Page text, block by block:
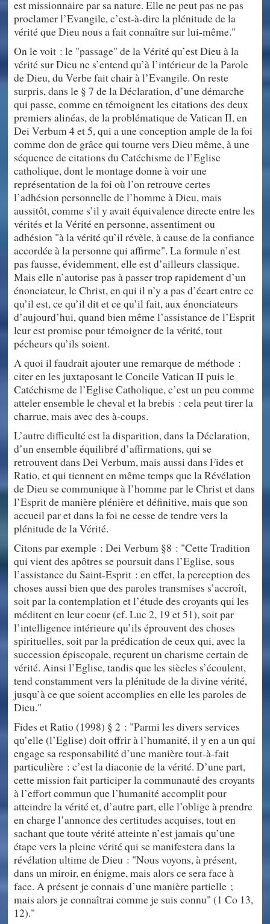
est missionnaire par sa nature. Elle ne peut pas ne pas
proclamer l’Evangile, c’est-à-dire la plénitude de la
vérité que Dieu nous a fait connaître sur lui-même."
On le voit : le "passage" de la Vérité qu’est Dieu à la
vérité sur Dieu ne s’entend qu’à l’intérieur de la Parole
de Dieu, du Verbe fait chair à l’Evangile. On reste
surpris, dans le § 7 de la Déclaration, d’une démarche
qui passe, comme en témoignent les citations des deux
premiers alinéas, de la problématique de Vatican II, en
Dei Verbum 4 et 5, qui a une conception ample de la foi
comme don de grâce qui tourne vers Dieu même, à une
séquence de citations du Catéchisme de l’Eglise
catholique, dont le montage donne à voir une
représentation de la foi où l’on retrouve certes
l’adhésion personnelle de l’homme à Dieu, mais
aussitôt, comme s’il y avait équivalence directe entre les
vérités et la Vérité en personne, assentiment ou
adhésion "à la vérité qu’il révèle, à cause de la confiance
accordée à la personne qui affirme". La formule n’est
pas fausse, évidemment, elle est d’ailleurs classique.
Mais elle n’autorise pas à passer trop rapidement d’un
énonciateur, le Christ, en qui il n’y a pas d’écart entre ce
qu’il est, ce qu’il dit et ce qu’il fait, aux énonciateurs
d’aujourd’hui, quand bien même l’assistance de l’Esprit
leur est promise pour témoigner de la vérité, tout
pécheurs qu’ils soient.
A quoi il faudrait ajouter une remarque de méthode :
citer en les juxtaposant le Concile Vatican II puis le
Catéchisme de l’Eglise Catholique, c’est un peu comme
atteler ensemble le cheval et la brebis : cela peut tirer la
charrue, mais avec des à-coups.
L’autre difficulté est la disparition, dans la Déclaration,
d’un ensemble équilibré d’affirmations, qui se
retrouvent dans Dei Verbum, mais aussi dans Fides et
Ratio, et qui tiennent en même temps que la Révélation
de Dieu se communique à l’homme par le Christ et dans
l’Esprit de manière plénière et définitive, mais que son
accueil par et dans la foi ne cesse de tendre vers la
plénitude de la Vérité.
Citons par exemple : Dei Verbum §8 : "Cette Tradition
qui vient des apôtres se poursuit dans l’Eglise, sous
l’assistance du Saint-Esprit : en effet, la perception des
choses aussi bien que des paroles transmises s’accroît,
soit par la contemplation et l’étude des croyants qui les
méditent en leur coeur (cf. Luc 2, 19 et 51), soit par
l’intelligence intérieure qu’ils éprouvent des choses
spirituelles, soit par la prédication de ceux qui, avec la
succession épiscopale, reçurent un charisme certain de
vérité. Ainsi l’Eglise, tandis que les siècles s’écoulent,
tend constamment vers la plénitude de la divine vérité,
jusqu’à ce que soient accomplies en elle les paroles de
Dieu."
Fides et Ratio (1998) § 2 : "Parmi les divers services
qu’elle (l’Eglise) doit offrir à l’humanité, il y en a un qui
engage sa responsabilité d’une manière tout-à-fait
particulière : c’est la diaconie de la vérité. D’une part,
cette mission fait participer la communauté des croyants
à l’effort commun que l’humanité accomplit pour
atteindre la vérité et, d’autre part, elle l’oblige à prendre
en charge l’annonce des certitudes acquises, tout en
sachant que toute vérité atteinte n’est jamais qu’une
étape vers la pleine vérité qui se manifestera dans la
révélation ultime de Dieu : "Nous voyons, à présent,
dans un miroir, en énigme, mais alors ce sera face à
face. A présent je connais d’une manière partielle ;
mais alors je connaîtrai comme je suis connu" (1 Co 13,
12)."